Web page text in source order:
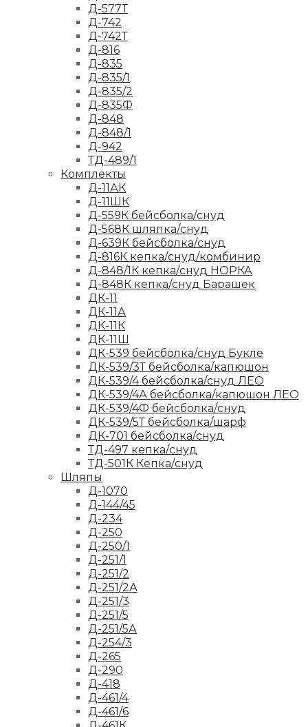
Д-577Т
Д-742
Д-742Т
Д-816
Д-835
Д-835/1
Д-835/2
Д-835Ф
Д-848
Д-848/1
Д-942
ТД-489/1
Комплекты
Д-11АК
Д-11ШК
Д-559К бейсболка/снуд
Д-568К шляпка/снуд
Д-639К бейсболка/снуд
Д-816К кепка/снуд/комбинир
Д-848/1К кепка/снуд НОРКА
Д-848К кепка/снуд Барашек
ДК-11
ДК-11А
ДК-11К
ДК-11Ш
ДК-539 бейсболка/снуд Букле
ДК-539/3Т бейсболка/капюшон
ДК-539/4 бейсболка/снуд ЛЕО
ДК-539/4А бейсболка/капюшон ЛЕО
ДК-539/4Ф бейсболка/снуд
ДК-539/5Т бейсболка/шарф
ДК-701 бейсболка/снуд
ТД-497 кепка/снуд
ТД-501К Кепка/снуд
Шляпы
Д-1070
Д-144/45
Д-234
Д-250
Д-250/1
Д-251/1
Д-251/2
Д-251/2А
Д-251/3
Д-251/5
Д-251/5А
Д-254/3
Д-265
Д-290
Д-418
Д-461/4
Д-461/6